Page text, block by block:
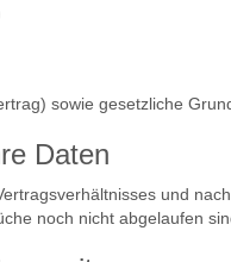
sowie gesetzliche
Daten
und
noch nicht abgelaufen